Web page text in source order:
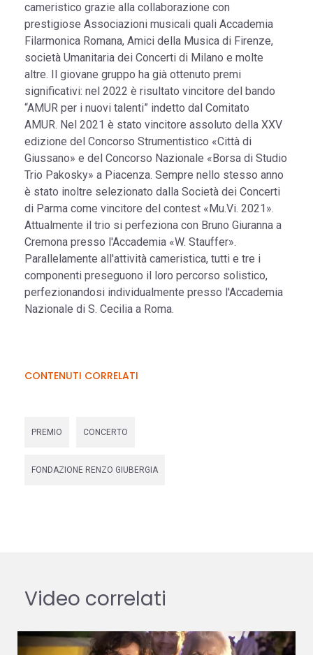
cameristico grazie alla collaborazione con
prestigiose Associazioni musicali quali Accademia
Filarmonica Romana, Amici della Musica di Firenze,
società Umanitaria dei Concerti di Milano e molte
altre. Il giovane gruppo ha già ottenuto premi
significativi: nel 2022 è risultato vincitore del bando
“AMUR per i nuovi talenti” indetto dal Comitato
AMUR. Nel 2021 è stato vincitore assoluto della XXV
edizione del Concorso Strumentistico «Città di
Giussano» e del Concorso Nazionale «Borsa di Studio
Trio Pakosky» a Piacenza. Sempre nello stesso anno
è stato inoltre selezionato dalla Società dei Concerti
di Parma come vincitore del contest «Mu.Vi. 2021».
Attualmente il trio si perfeziona con Bruno Giuranna a
Cremona presso l'Accademia «W. Stauffer».
Parallelamente all'attività cameristica, tutti e tre i
componenti preseguono il loro percorso solistico,
perfezionandosi individualmente presso l'Accademia
Nazionale di S. Cecilia a Roma.
CONTENUTI CORRELATI
PREMIO CONCERTO
FONDAZIONE RENZO GIUBERGIA
Video correlati